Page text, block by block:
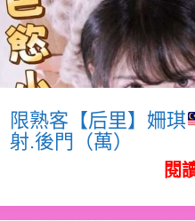
限熟客【后里】姍琪
射.後門（萬）
閱